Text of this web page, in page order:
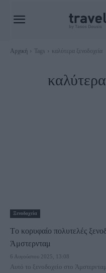
Αρχική Tags καλύτερα ξενοδοχεία
Ξενοδοχεία
Tο κορυφαίο πολυτελές
Άμστερνταμ
6 Αυγούστου 2025, 13:08
Αυτό το ξενοδοχείο στο